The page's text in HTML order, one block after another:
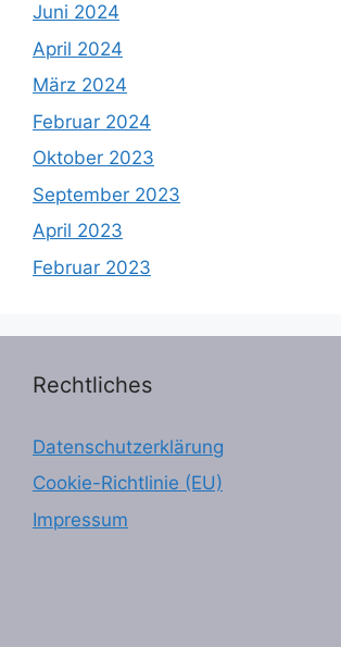
Juni 2024
April 2024
März 2024
Februar 2024
Oktober 2023
September 2023
April 2023
Februar 2023
Rechtliches
Datenschutzerklärung
Cookie-Richtlinie (EU)
Impressum